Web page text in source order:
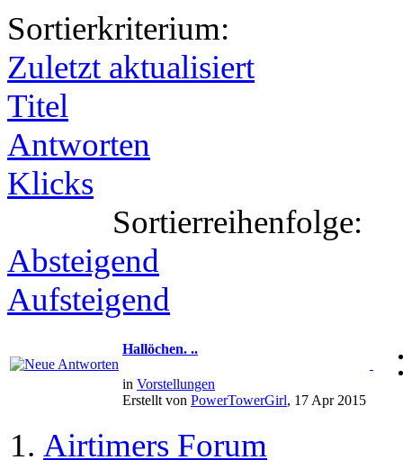
Sortierkriterium:
Zuletzt aktualisiert
Titel
Antworten
Klicks
Sortierreihenfolge:
Absteigend
Aufsteigend
Hallöchen. ..
in Vorstellungen
Erstellt von PowerTowerGirl, 17 Apr 2015
Airtimers Forum